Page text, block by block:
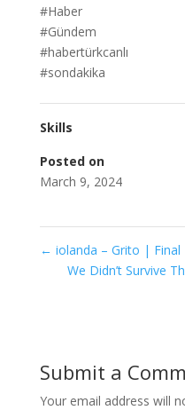
#Haber
#Gündem
#habertürkcanlı
#sondakika
Skills
Posted on
March 9, 2024
← iolanda – Grito |
We Didn’t Survive
Submit a
Your email address will